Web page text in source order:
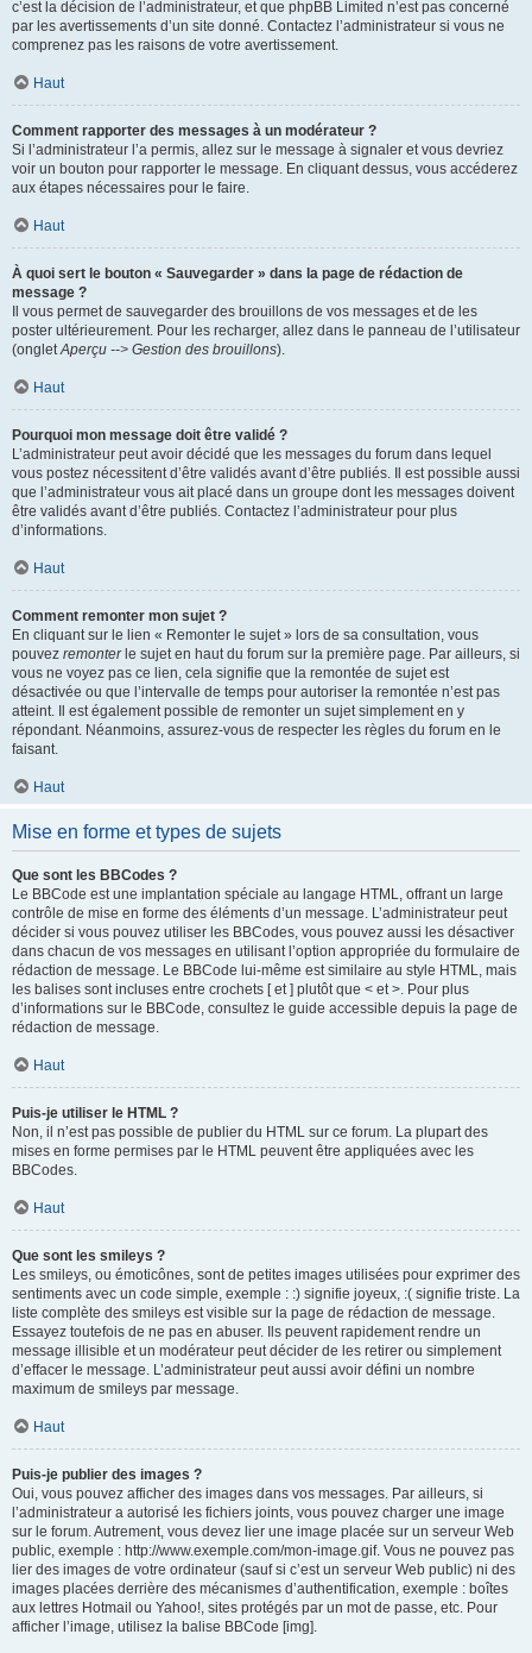
c’est la décision de l’administrateur, et que phpBB Limited n’est pas concerné
par les avertissements d’un site donné. Contactez l’administrateur si vous ne
comprenez pas les raisons de votre avertissement.
Haut
Comment rapporter des messages à un modérateur ?
Si l’administrateur l’a permis, allez sur le message à signaler et vous devriez
voir un bouton pour rapporter le message. En cliquant dessus, vous accéderez
aux étapes nécessaires pour le faire.
Haut
À quoi sert le bouton « Sauvegarder » dans la page de rédaction de
message ?
Il vous permet de sauvegarder des brouillons de vos messages et de les
poster ultérieurement. Pour les recharger, allez dans le panneau de l’utilisateur
(ongletAperçu --> Gestion des brouillons).
Haut
Pourquoi mon message doit être validé ?
L’administrateur peut avoir décidé que les messages du forum dans lequel
vous postez nécessitent d’être validés avant d’être publiés. Il est possible aussi
que l’administrateur vous ait placé dans un groupe dont les messages doivent
être validés avant d’être publiés. Contactez l’administrateur pour plus
d’informations.
Haut
Comment remonter mon sujet ?
En cliquant sur le lien « Remonter le sujet » lors de sa consultation, vous
pouvez remonterle sujet en haut du forum sur la première page. Par ailleurs, si
vous ne voyez pas ce lien, cela signifie que la remontée de sujet est
désactivée ou que l’intervalle de temps pour autoriser la remontée n’est pas
atteint. Il est également possible de remonter un sujet simplement en y
répondant. Néanmoins, assurez-vous de respecter les règles du forum en le
faisant.
Haut
Mise en forme et types de sujets
Que sont les BBCodes ?
Le BBCode est une implantation spéciale au langage HTML, offrant un large
contrôle de mise en forme des éléments d’un message. L’administrateur peut
décider si vous pouvez utiliser les BBCodes, vous pouvez aussi les désactiver
dans chacun de vos messages en utilisant l’option appropriée du formulaire de
rédaction de message. Le BBCode lui-même est similaire au style HTML, mais
les balises sont incluses entre crochets [ et ] plutôt que < et >. Pour plus
d’informations sur le BBCode, consultez le guide accessible depuis la page de
rédaction de message.
Haut
Puis-je utiliser le HTML ?
Non, il n’est pas possible de publier du HTML sur ce forum. La plupart des
mises en forme permises par le HTML peuvent être appliquées avec les
BBCodes.
Haut
Que sont les smileys ?
Les smileys, ou émoticônes, sont de petites images utilisées pour exprimer des
sentiments avec un code simple, exemple : :) signifie joyeux, :( signifie triste. La
liste complète des smileys est visible sur la page de rédaction de message.
Essayez toutefois de ne pas en abuser. Ils peuvent rapidement rendre un
message illisible et un modérateur peut décider de les retirer ou simplement
d’effacer le message. L’administrateur peut aussi avoir défini un nombre
maximum de smileys par message.
Haut
Puis-je publier des images ?
Oui, vous pouvez afficher des images dans vos messages. Par ailleurs, si
l’administrateur a autorisé les fichiers joints, vous pouvez charger une image
sur le forum. Autrement, vous devez lier une image placée sur un serveur Web
public, exemple : http://www.exemple.com/mon-image.gif. Vous ne pouvez pas
lier des images de votre ordinateur (sauf si c’est un serveur Web public) ni des
images placées derrière des mécanismes d’authentification, exemple : boîtes
aux lettres Hotmail ou Yahoo!, sites protégés par un mot de passe, etc. Pour
afficher l’image, utilisez la balise BBCode [img].